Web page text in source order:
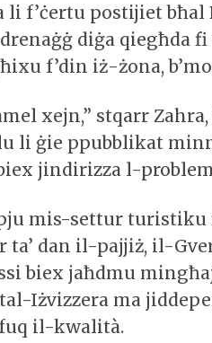
f’ċertu postijiet bħal
diġa qiegħda
f’din iż-żona,
xejn,” stqarr
li ġie ppubblikat
jindirizza l-
mis-settur
ta’ dan il-pajjiż, il-
biex jaħdmu
Iżvizzera ma
il-kwalità.